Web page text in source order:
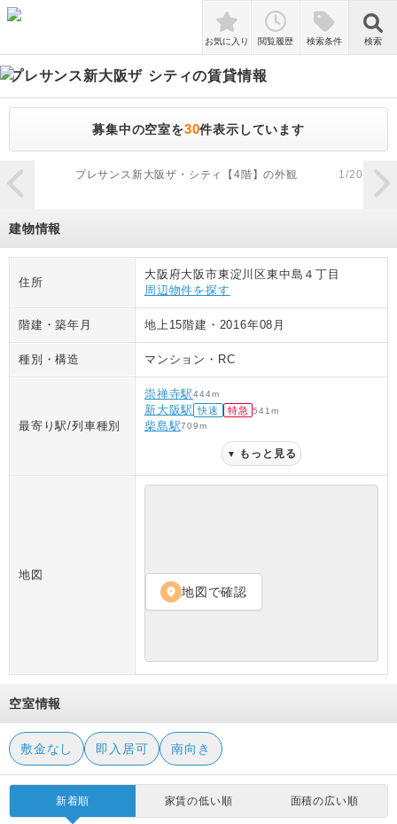
検索
お気に入り 閲覧履歴 検索条件 検索
プレサンス新大阪ザ シティの賃貸情報
募集中の空室を30件表示しています
zoom_in
プレサンス新大阪ザ・シティ【4階】の外観 1/20
建物情報
住所
大阪府大阪市東淀川区東中島４丁目
周辺物件を探す
階建・築年月 地上15階建 ・ 2016年08月
種別・構造 マンション ・ RC
最寄り駅/列車種別
崇禅寺駅444m
新大阪駅 快速 特急 541 m
柴島駅709m
▼ もっと見る
地図
location_on 地図で確認
空室情報
敷金なし 即入居可 南向き
新着順 家賃の低い順 面積の広い順